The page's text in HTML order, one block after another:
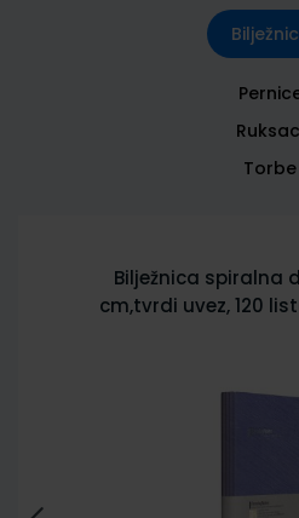
Torbe
Bilježnica spiralna
cm,tvrdi uvez, 120